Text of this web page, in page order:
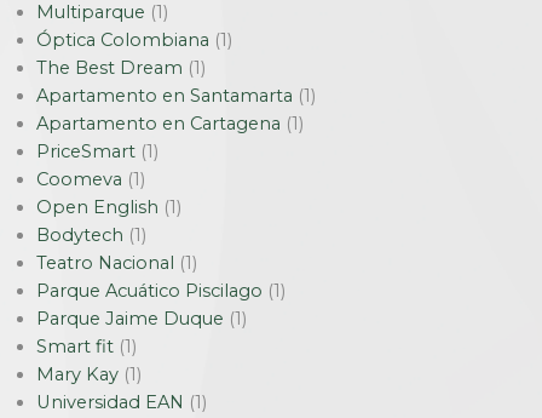
Multiparque (1)
Óptica Colombiana (1)
The Best Dream (1)
Apartamento en Santamarta (1)
Apartamento en Cartagena (1)
PriceSmart (1)
Coomeva (1)
Open English (1)
Bodytech (1)
Teatro Nacional (1)
Parque Acuático Piscilago (1)
Parque Jaime Duque (1)
Smart fit (1)
Mary Kay (1)
Universidad EAN (1)